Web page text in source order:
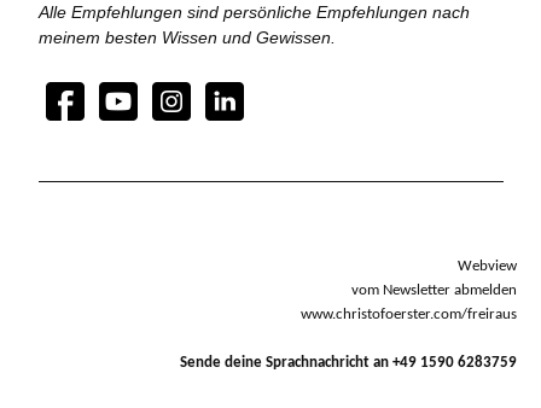
Alle Empfehlungen sind persönliche Empfehlungen nach
meinem besten Wissen und Gewissen.
Webview
vom Newsletter abmelden
www.christofoerster.com/freiraus
Sende deine Sprachnachricht an +49 1590 6283759